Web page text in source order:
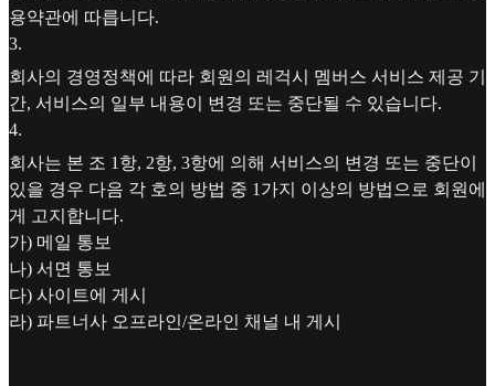
용약관에 따릅니다.
3.
회사의 경영정책에 따라 회원의 레걱시 멤버스 서비스 제공 기
간, 서비스의 일부 내용이 변경 또는 중단될 수 있습니다.
4.
회사는 본 조 1항, 2항, 3항에 의해 서비스의 변경 또는 중단이
있을 경우 다음 각 호의 방법 중 1가지 이상의 방법으로 회원에
게 고지합니다.
가) 메일 통보
나) 서면 통보
다) 사이트에 게시
라) 파트너사 오프라인/온라인 채널 내 게시